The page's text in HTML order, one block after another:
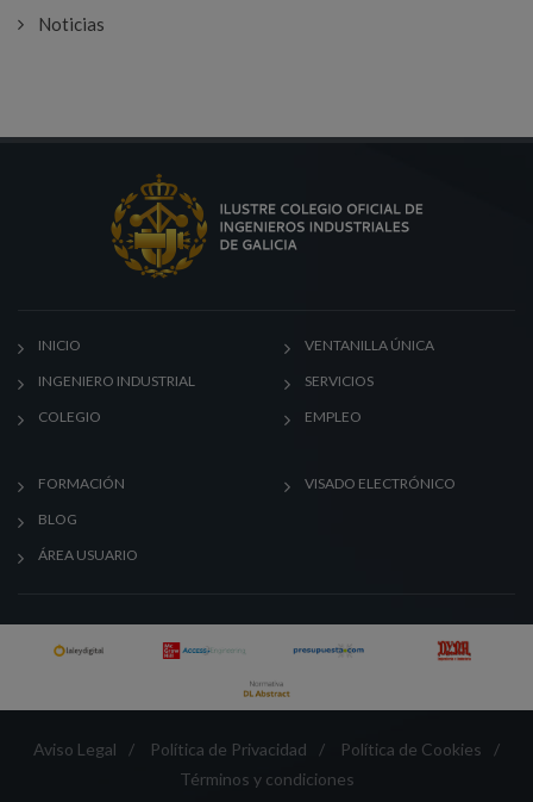
Noticias
INICIO
INGENIERO INDUSTRIAL
COLEGIO
VENTANILLA ÚNICA
SERVICIOS
EMPLEO
FORMACIÓN
BLOG
ÁREA USUARIO
VISADO ELECTRÓNICO
Aviso Legal / Política de Privacidad / Política de Cookies
/
Términos y condiciones